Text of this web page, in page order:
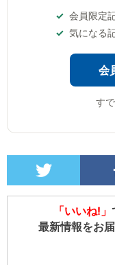
会員限定
気になる
会
す
「いいね!」
最新情報をお届